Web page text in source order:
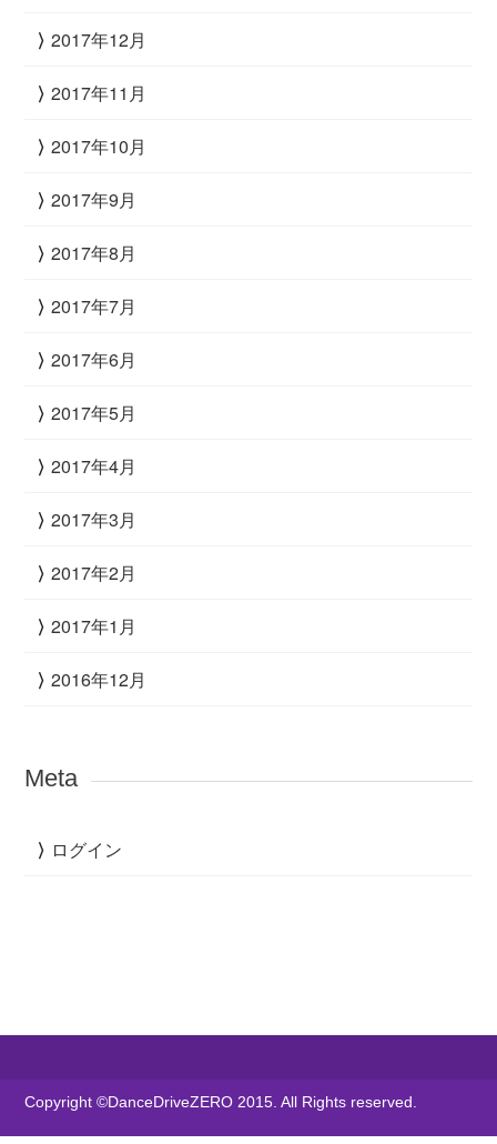
2017年12月
2017年11月
2017年10月
2017年9月
2017年8月
2017年7月
2017年6月
2017年5月
2017年4月
2017年3月
2017年2月
2017年1月
2016年12月
Meta
ログイン
Copyright ©DanceDriveZERO 2015. All Rights reserved.